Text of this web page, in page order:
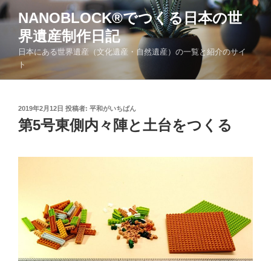
コ
ン
へ
NANOBLOCK®でつくる日本の世
界遺産制作日記
日本にある世界遺産（文化遺産・自然遺産）の一覧と紹介のサイ
ト
投
稿
日:
2019年2月12日 投稿者: 平和がいちばん
第5号東側内々陣と土台をつくる